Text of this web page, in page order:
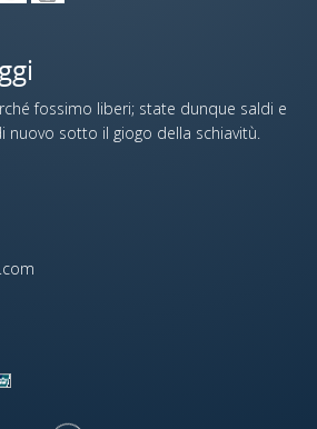
fossimo liberi; state dunque saldi e
nuovo sotto il giogo della schiavitù.